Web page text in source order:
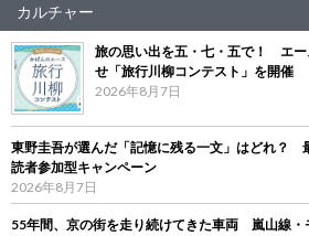
カルチャー
旅の思い出を五・七・五で！ エー
せ「旅行川柳コンテスト」を開催
2026年8月7日
東野圭吾が選んだ「記憶に残る一文」はどれ？
読者参加型キャンペーン
2026年8月7日
55年間、京の街を走り続けてきた車両 嵐山線・